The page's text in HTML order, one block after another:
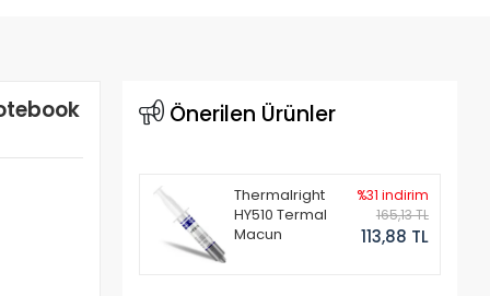
Önerilen Ürünler
Thermalright
HY510 Termal
Macun
%31 indirim
165,13 TL
113,88 TL